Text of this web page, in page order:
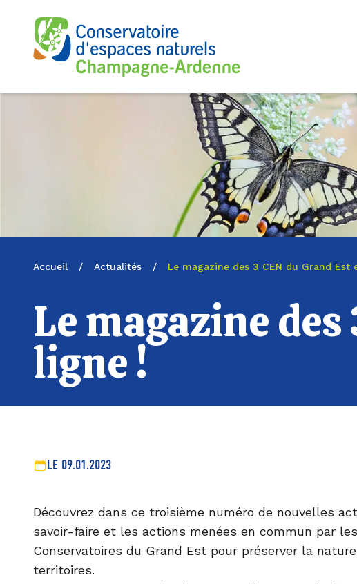
Logo du CENCA
Accueil / Actualités / Le magazine des 3 CEN du Grand Est
Le magazine des
ligne !
LE 09.01.2023
Découvrez dans ce troisième numéro de nouvelles
savoir-faire et les actions menées en commun par
Conservatoires du Grand Est pour préserver la
territoires.